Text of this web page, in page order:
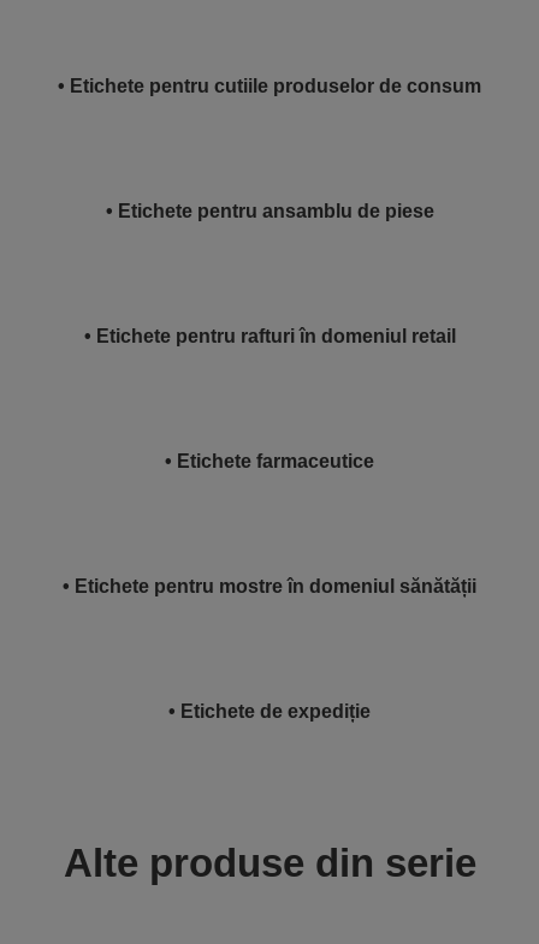
• Etichete pentru cutiile produselor de consum
• Etichete pentru ansamblu de piese
• Etichete pentru rafturi în domeniul retail
• Etichete farmaceutice
• Etichete pentru mostre în domeniul sănătății
• Etichete de expediție
Alte produse din serie